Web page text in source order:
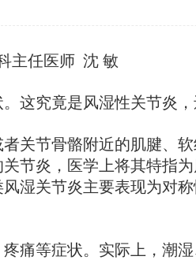
主任医师 沈 敏
究竟是风湿性关节炎，
节骨骼附近的肌腱、软
节炎，医学上将其特指
湿关节炎主要表现为对
等症状。实际上，潮湿